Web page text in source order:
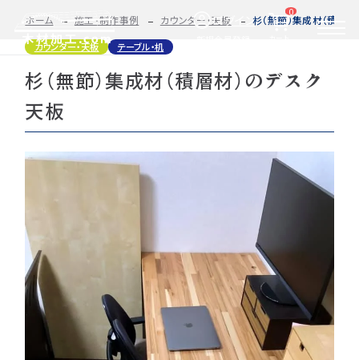
ログイン
0
種類・樹種・用途から選ぶ
自動お見積もり・ご注文はこちらから
カット・塗装のみ
フルオーダー集成材(積層材)
2D/3D
今すぐお見積もり依頼
サンプルのご購入
0584-33-2070
営業時間 9:00〜17:00（土日祝 定休）
ホーム 施工・制作事例 カウンター・天板 杉（無節）集成材（積層
カウンター・天板 テーブル・机
杉（無節）集成材（積層材）のデスク
天板